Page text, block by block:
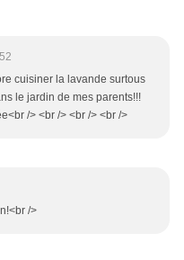
cuisiner la lavande surtous
le jardin de mes parents!!!
/> <br /> <br /> <br />
/>